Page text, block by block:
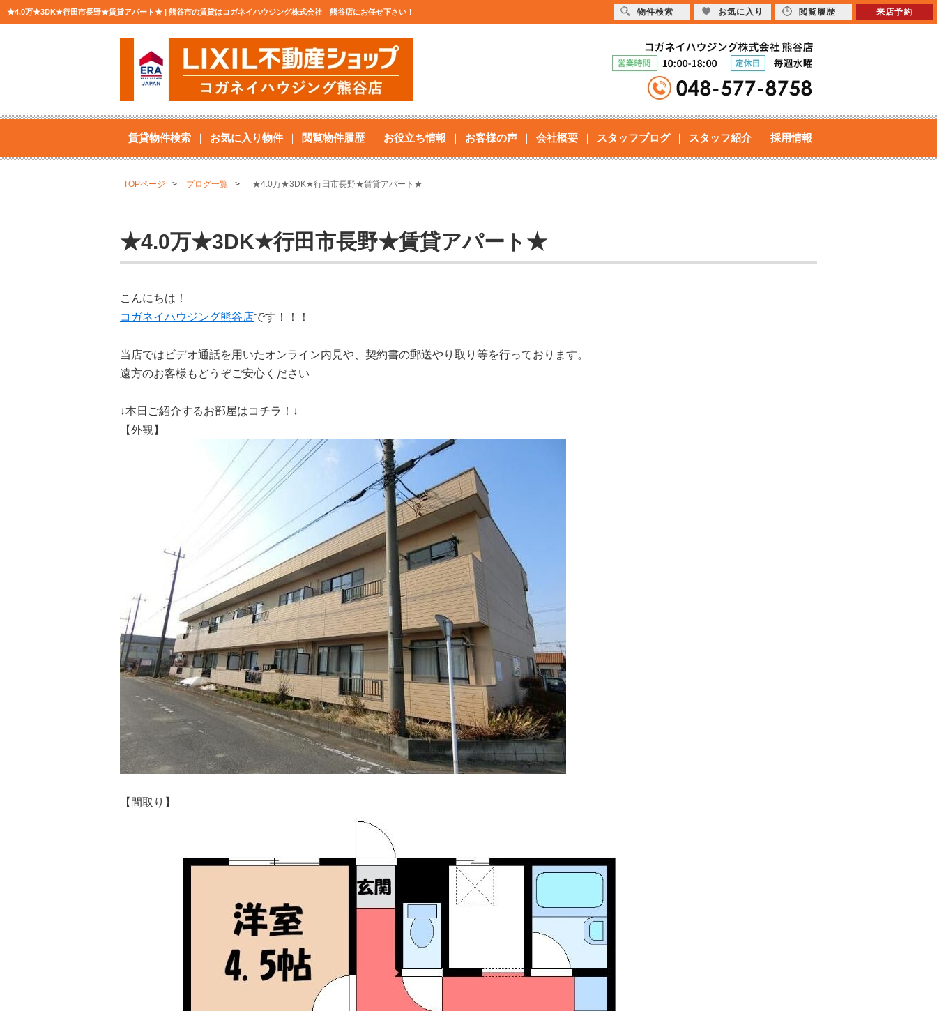
★4.0万★3DK★行田市長野★賃貸アパート★ | 熊谷市の賃貸はコガネイハウジング株式会社 熊谷店にお任せ下さい！
賃貸物件検索 お気に入り物件 閲覧物件履歴 お役立ち情報 お客様の声 会社概要 スタッフブログ スタッフ紹介 採用情報
TOPページ ブログ一覧 ★4.0万★3DK★行田市長野★賃貸アパート★
★4.0万★3DK★行田市長野★賃貸アパート★
こんにちは！
コガネイハウジング熊谷店です！！！
当店ではビデオ通話を用いたオンライン内見や、契約書の郵送やり取り等を行っております。
遠方のお客様もどうぞご安心ください
↓本日ご紹介するお部屋はコチラ！↓
【外観】
【間取り】
物件検索 お気に入り 閲覧履歴 来店予約